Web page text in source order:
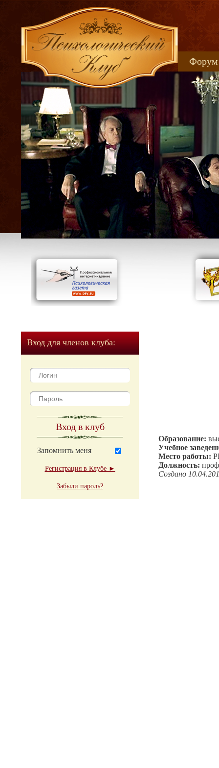
Форум
Вход для членов клуба:
Вход в клуб
Запомнить меня
Регистрация в Клубе ►
Забыли пароль?
Образование:
Учебное
Место работы:
Должность:
Создано